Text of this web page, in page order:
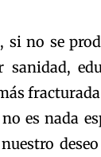
si no se
sanidad,
es nada